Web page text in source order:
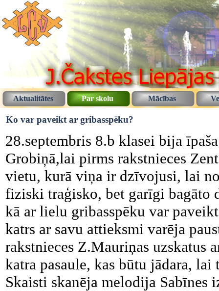
Aktualitātes Par skolu Mācības
Ko var paveikt ar gribasspēku?
28.septembris 8.b klasei bija
Grobiņā,lai pirms rakstnieces
vietu, kurā viņa ir dzīvojusi, lai
fiziski traģisko, bet garīgi bagāto
kā ar lielu gribasspēku var
katrs ar savu attieksmi varēja
rakstnieces Z.Mauriņas uzskatus
katra pasaule, kas būtu jādara,
Skaisti skanēja melodija